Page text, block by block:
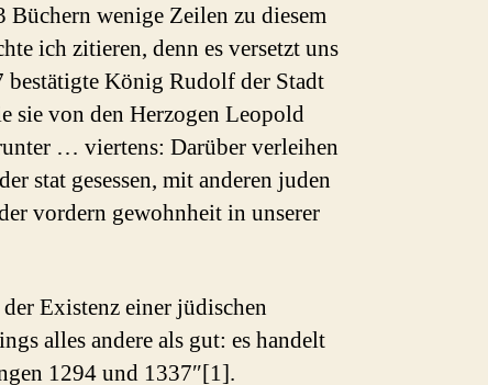
wenige Zeilen zu diesem
ich zitieren, denn es versetzt uns
König Rudolf der Stadt
sie von den Herzogen Leopold
… viertens: Darüber verleihen
stat gesessen, mit anderen juden
vordern gewohnheit in unserer
Existenz einer jüdischen
alles andere als gut: es handelt
1294 und 1337″[1].